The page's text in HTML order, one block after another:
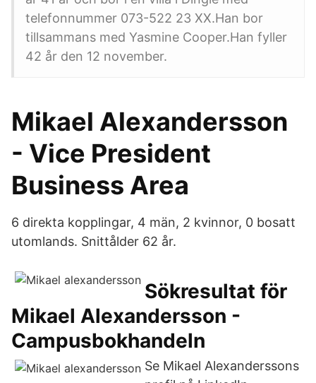
telefonnummer 073-522 23 XX.Han bor
tillsammans med Yasmine Cooper.Han fyller
42 år den 12 november.
Mikael Alexandersson
- Vice President
Business Area
6 direkta kopplingar, 4 män, 2 kvinnor, 0 bosatt
utomlands. Snittålder 62 år.
Sökresultat för
Mikael Alexandersson -
Campusbokhandeln
Se Mikael Alexanderssons